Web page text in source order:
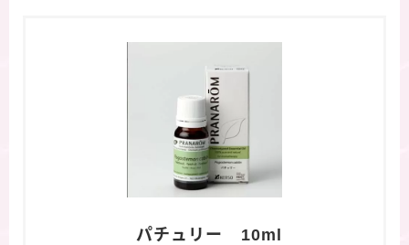
パチュリー 10ml